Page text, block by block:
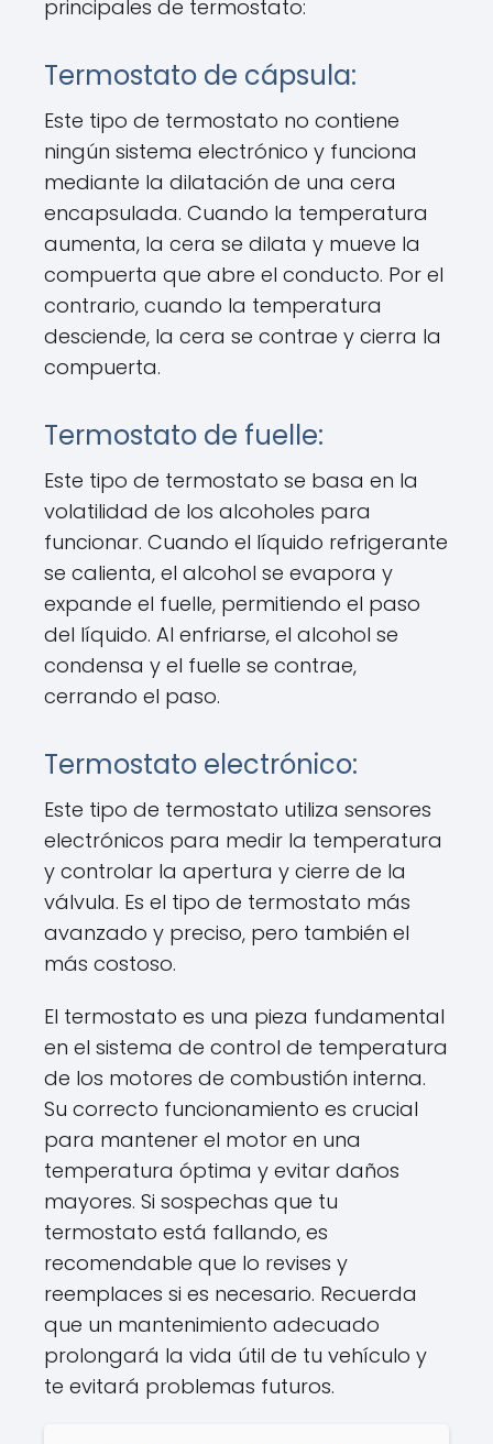
principales de termostato:
Termostato de cápsula:
Este tipo de termostato no contiene
ningún sistema electrónico y funciona
mediante la dilatación de una cera
encapsulada. Cuando la temperatura
aumenta, la cera se dilata y mueve la
compuerta que abre el conducto. Por el
contrario, cuando la temperatura
desciende, la cera se contrae y cierra la
compuerta.
Termostato de fuelle:
Este tipo de termostato se basa en la
volatilidad de los alcoholes para
funcionar. Cuando el líquido refrigerante
se calienta, el alcohol se evapora y
expande el fuelle, permitiendo el paso
del líquido. Al enfriarse, el alcohol se
condensa y el fuelle se contrae,
cerrando el paso.
Termostato electrónico:
Este tipo de termostato utiliza sensores
electrónicos para medir la temperatura
y controlar la apertura y cierre de la
válvula. Es el tipo de termostato más
avanzado y preciso, pero también el
más costoso.
El termostato es una pieza fundamental
en el sistema de control de temperatura
de los motores de combustión interna.
Su correcto funcionamiento es crucial
para mantener el motor en una
temperatura óptima y evitar daños
mayores. Si sospechas que tu
termostato está fallando, es
recomendable que lo revises y
reemplaces si es necesario. Recuerda
que un mantenimiento adecuado
prolongará la vida útil de tu vehículo y
te evitará problemas futuros.